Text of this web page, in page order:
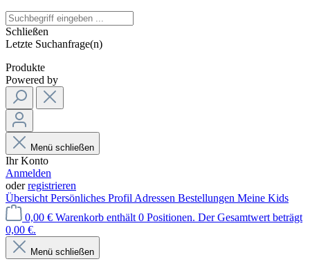
Schließen
Letzte Suchanfrage(n)
Produkte
Powered by
Menü schließen
Ihr Konto
Anmelden
oderregistrieren
Übersicht Persönliches Profil Adressen Bestellungen Meine Kids
0,00 € Warenkorb enthält 0 Positionen. Der Gesamtwert beträgt
0,00 €.
Menü schließen